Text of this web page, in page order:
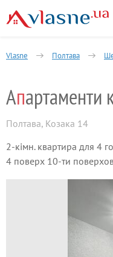
Vlasne Полтава
Ап
Полтава, Козака 14
2-кімн. квартира для 4
4 поверх 10-ти